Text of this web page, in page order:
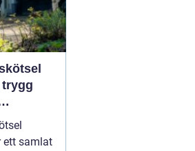
ett samlat